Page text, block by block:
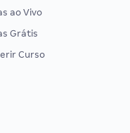
ao Vivo
Grátis
Curso